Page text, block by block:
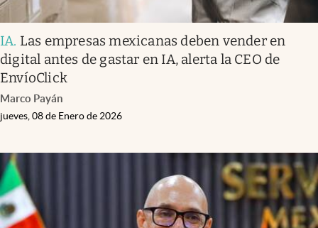
IA. Las empresas mexicanas deben vender en
digital antes de gastar en IA, alerta la CEO de
EnvíoClick
Marco Payán
jueves, 08 de Enero de 2026